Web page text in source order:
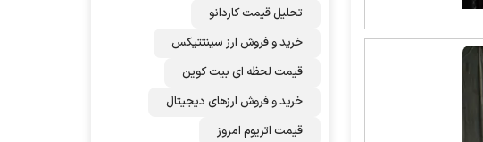
تحلیل قیمت کاردانو
خرید و فروش ارز سینتتیکس
قیمت لحظه ای بیت کوین
خرید و فروش ارزهای دیجیتال
قیمت اتریوم امروز